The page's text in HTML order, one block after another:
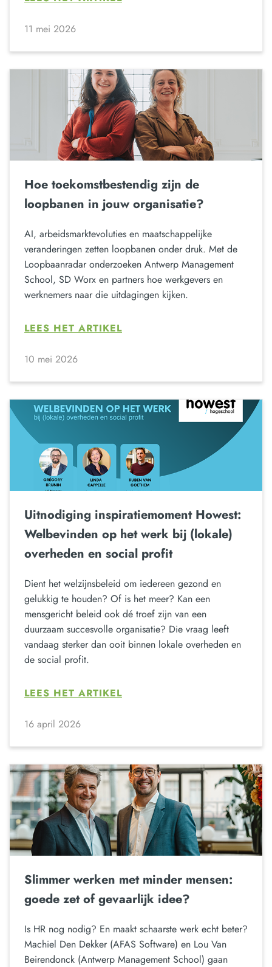
11 mei 2026
Hoe toekomstbestendig zijn de
loopbanen in jouw organisatie?
AI, arbeidsmarktevoluties en maatschappelijke
veranderingen zetten loopbanen onder druk. Met de
Loopbaanradar onderzoeken Antwerp Management
School, SD Worx en partners hoe werkgevers en
werknemers naar die uitdagingen kijken.
LEES HET ARTIKEL
10 mei 2026
Uitnodiging inspiratiemoment Howest:
Welbevinden op het werk bij (lokale)
overheden en social profit
Dient het welzijnsbeleid om iedereen gezond en
gelukkig te houden? Of is het meer? Kan een
mensgericht beleid ook dé troef zijn van een
duurzaam succesvolle organisatie? Die vraag leeft
vandaag sterker dan ooit binnen lokale overheden en
de social profit.
LEES HET ARTIKEL
16 april 2026
Slimmer werken met minder mensen:
goede zet of gevaarlijk idee?
Is HR nog nodig? En maakt schaarste werk echt beter?
Machiel Den Dekker (AFAS Software) en Lou Van
Beirendonck (Antwerp Management School) gaan